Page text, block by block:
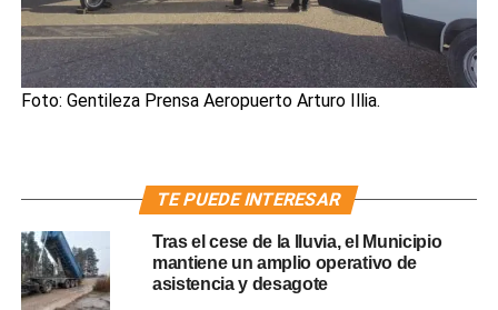
Foto: Gentileza Prensa Aeropuerto Arturo Illia.
TE PUEDE INTERESAR
Tras el cese de la lluvia, el Municipio
mantiene un amplio operativo de
asistencia y desagote